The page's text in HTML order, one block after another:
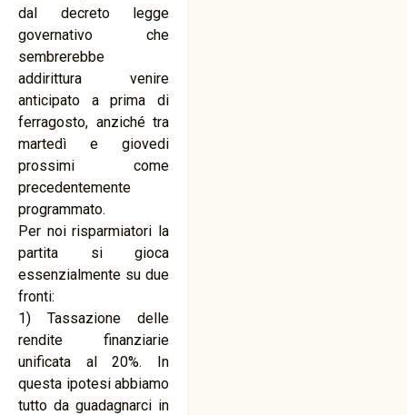
dal decreto legge
governativo che
sembrerebbe
addirittura venire
anticipato a prima di
ferragosto, anziché tra
martedì e giovedi
prossimi come
precedentemente
programmato.
Per noi risparmiatori la
partita si gioca
essenzialmente su due
fronti:
1) Tassazione delle
rendite finanziarie
unificata al 20%. In
questa ipotesi abbiamo
tutto da guadagnarci in